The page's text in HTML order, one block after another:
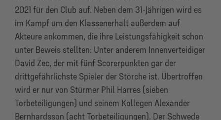
2021 für den Club auf. Neben dem 31-Jährigen wird es
im Kampf um den Klassenerhalt außerdem auf
Akteure ankommen, die ihre Leistungsfähigkeit schon
unter Beweis stellten: Unter anderem Innenverteidiger
David Zec, der mit fünf Scorerpunkten gar der
drittgefährlichste Spieler der Störche ist. Übertroffen
wird er nur von Stürmer Phil Harres (sieben
Torbeteiligungen) und seinem Kollegen Alexander
Bernhardsson (acht Torbeteiligungen). Der Schwede